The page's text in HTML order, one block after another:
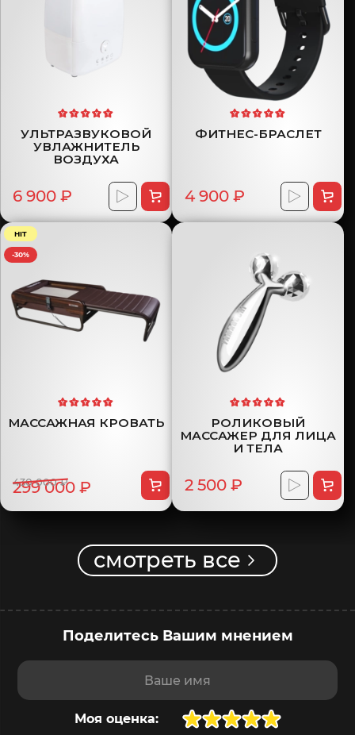
УЛЬТРАЗВУКОВОЙ
УВЛАЖНИТЕЛЬ
ВОЗДУХА
6 900 ₽
ФИТНЕС-БРАСЛЕТ
4 900 ₽
HIT
-30%
МАССАЖНАЯ КРОВАТЬ
430 000 ₽
299 000 ₽
РОЛИКОВЫЙ
МАССАЖЕР ДЛЯ ЛИЦА
И ТЕЛА
2 500 ₽
смотреть все
Поделитесь Вашим мнением
Моя оценка:
Ваше имя